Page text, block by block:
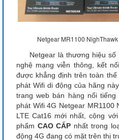
Netgear MR1100
Netgear là thương hiệu số
nghệ mạng viễn thông, kết
được khẳng định trên toàn
phát Wifi di động của hãng
trang web bán hàng nổi tiếng
phát Wifi 4G Netgear MR1100
LTE Cat16 mới nhất, cộng
phẩm CAO CẤP nhất trong
động 4G đang có mặt trên thị